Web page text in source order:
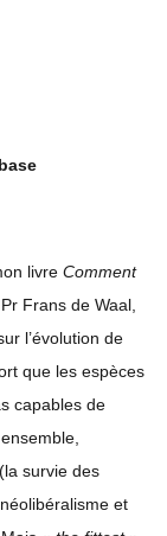
livre Comment
Frans de Waal,
l’évolution de
que les espèces
capables de
(la survie des
et